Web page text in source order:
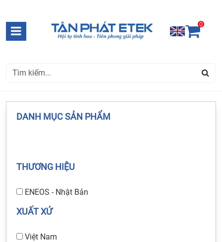
0
DANH MỤC SẢN PHẨM
THƯƠNG HIỆU
ENEOS - Nhật Bản
XUẤT XỨ
Việt Nam